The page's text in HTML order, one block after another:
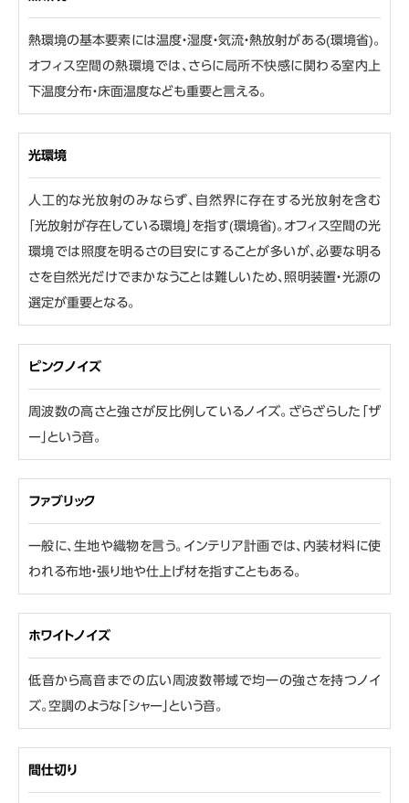
熱環境の基本要素には温度・湿度・気流・熱放射がある(環境省)。
オフィス空間の熱環境では、さらに局所不快感に関わる室内上
下温度分布・床面温度なども重要と言える。
光環境
人工的な光放射のみならず、自然界に存在する光放射を含む
「光放射が存在している環境」を指す(環境省)。オフィス空間の光
環境では照度を明るさの目安にすることが多いが、必要な明る
さを自然光だけでまかなうことは難しいため、照明装置・光源の
選定が重要となる。
ピンクノイズ
周波数の高さと強さが反比例しているノイズ。ざらざらした「ザ
ー」という音。
ファブリック
一般に、生地や織物を言う。インテリア計画では、内装材料に使
われる布地・張り地や仕上げ材を指すこともある。
ホワイトノイズ
低音から高音までの広い周波数帯域で均一の強さを持つノイ
ズ。空調のような「シャー」という音。
間仕切り